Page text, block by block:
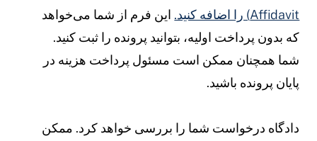
Affidavit) را اضافه کنید.
این فرم از شما می‌خواهد
که بدون پرداخت اولیه، بتوانید پرونده را ثبت کنید.
شما همچنان ممکن است مسئول پرداخت هزینه در
پایان پرونده باشید.
دادگاه درخواست شما را بررسی خواهد کرد. ممکن